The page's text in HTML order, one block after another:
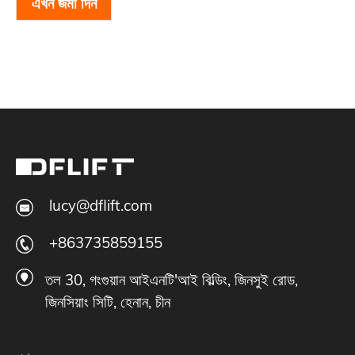
lucy@dflift.com
+863735859155
তল 30, গংগুয়ান আইএনটি'আই বিল্ডিং, জিনসুই রোড,
জিনসিয়াং সিটি, হেনান, চীন